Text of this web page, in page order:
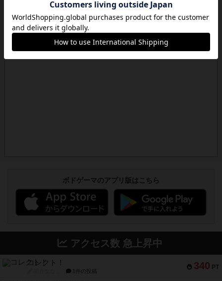
ボドゲーマのアプリ版はこちら
アクセス数 急上昇中
340 PT
コレクト！
1件の投稿